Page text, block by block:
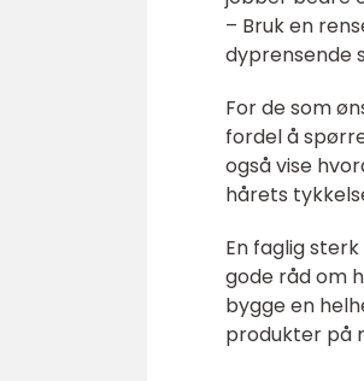
– Bruk en
dyprensende
For de som
fordel å
også vise
hårets
En faglig
gode råd om
bygge en
produkter på